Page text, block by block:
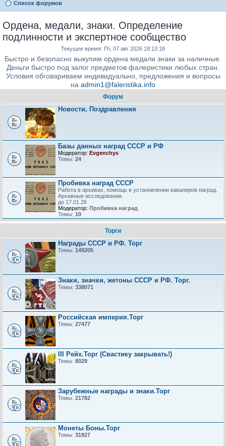
Список форумов
Ордена, медали, знаки. Определение
подлинности и экспертное сообщество
Текущее время: Пт, 07 авг 2026 18:13:18
Быстро и безопасно выкупим ордена медали знаки за наличные.
Деньги быстро под залог предметов фалеристики любых стран.
Условия обговариваем индивидуально, предложения и вопросы
на admin1@faleristika.info
Форум
Новости, Поздравления
Базы данных наград СССР и РФ
Модератор: Evgenchys
Темы: 24
Пробивка наград СССР
Работа в архивах, помощь в установлении кавалеров наград.
Архивные исследования.
до 17.01.26
Модератор: Пробивка наград
Темы: 10
Торги
Награды СССР и РФ. Торг
Темы: 149205
Знаки, значки, жетоны СССР и РФ. Торг.
Темы: 338071
Российская империя.Торг
Темы: 27477
III Рейх.Торг (Свастику закрывать!)
Темы: 8029
Зарубежные награды и знаки.Торг
Темы: 21782
Монеты Боны.Торг
Темы: 31927